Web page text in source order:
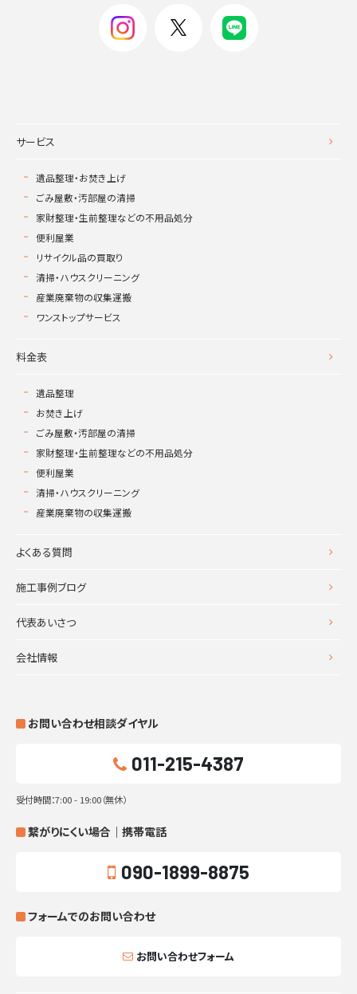
サービス
遺品整理・お焚き上げ
ごみ屋敷・汚部屋の清掃
家財整理・生前整理などの不用品処分
便利屋業
リサイクル品の買取り
清掃・ハウスクリーニング
産業廃棄物の収集運搬
ワンストップサービス
料金表
遺品整理
お焚き上げ
ごみ屋敷・汚部屋の清掃
家財整理・生前整理などの不用品処分
便利屋業
清掃・ハウスクリーニング
産業廃棄物の収集運搬
よくある質問
施工事例ブログ
代表あいさつ
会社情報
お問い合わせ相談ダイヤル
011-215-4387
受付時間：7:00 - 19:00（無休）
繋がりにくい場合｜携帯電話
090-1899-8875
フォームでのお問い合わせ
お問い合わせフォーム